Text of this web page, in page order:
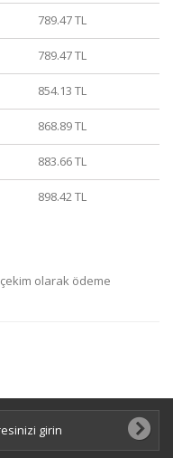
789.47 TL
789.47 TL
854.13 TL
868.89 TL
883.66 TL
898.42 TL
olarak ödeme